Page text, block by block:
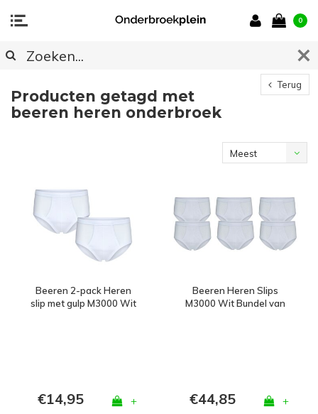
0
Terug
Producten getagd met
beeren heren onderbroek
Meest
Beeren 2-pack Heren
slip met gulp M3000 Wit
€14,95 +
Beeren Heren Slips
M3000 Wit Bundel van
€44,85 +